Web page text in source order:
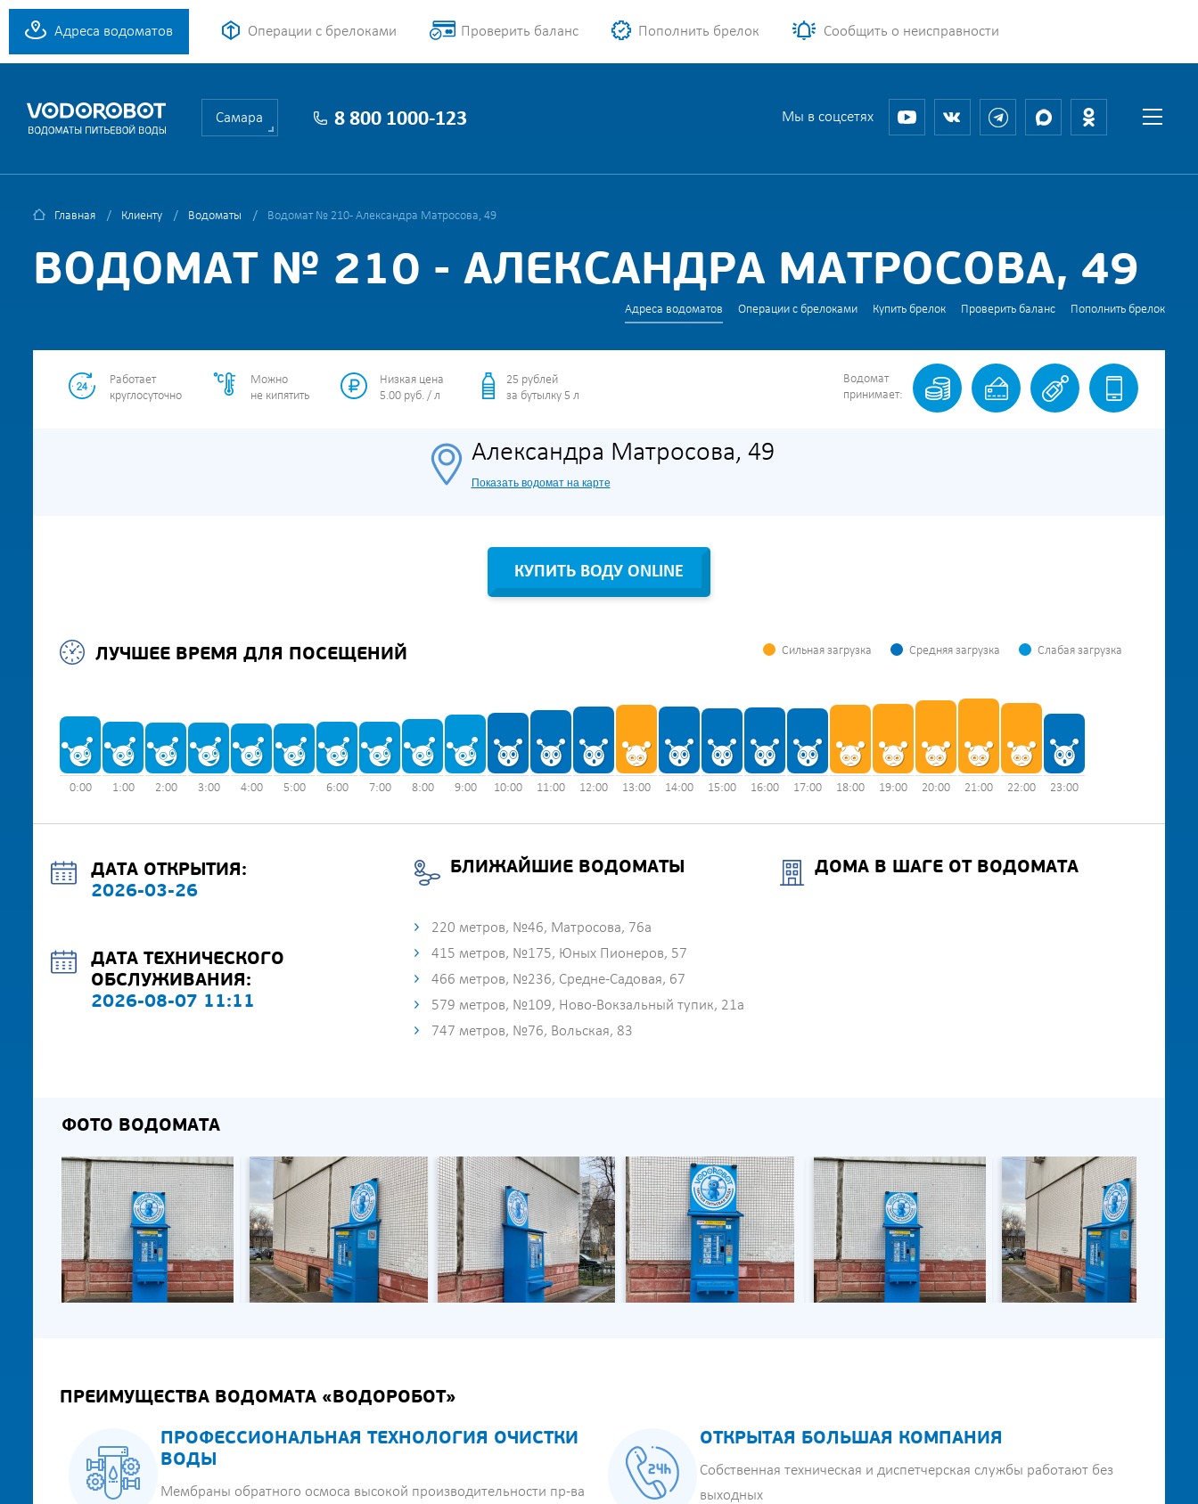
Адреса водоматов Операции с брелоками Проверить баланс Пополнить брелок Сообщить о неисправности
Самара 8 800 1000-123 Мы в соцсетях
Главная Клиенту Водоматы Водомат № 210 - Александра Матросова, 49
ВОДОМАТ № 210 - АЛЕКСАНДРА МАТРОСОВА, 49
Адреса водоматов Операции с брелоками Купить брелок Проверить баланс Пополнить брелок
Работает
круглосуточно
Можно
не кипятить
Низкая цена
5.00 руб. / л
25 рублей
за бутылку 5 л
Водомат
принимает:
Александра Матросова, 49
Показать водомат на карте
КУПИТЬ ВОДУ ONLINE
ЛУЧШЕЕ ВРЕМЯ ДЛЯ ПОСЕЩЕНИЙ Сильная загрузка Средняя загрузка Слабая загрузка
0:00 1:00 2:00 3:00 4:00 5:00 6:00 7:00 8:00 9:00 10:00 11:00 12:00 13:00 14:00 15:00 16:00 17:00 18:00 19:00 20:00 21:00 22:00 23:00
ДАТА ОТКРЫТИЯ:
2026-03-26
ДАТА ТЕХНИЧЕСКОГО
ОБСЛУЖИВАНИЯ:
2026-08-07 11:11
БЛИЖАЙШИЕ ВОДОМАТЫ
220 метров, №46, Матросова, 76а
415 метров, №175, Юных Пионеров, 57
466 метров, №236, Средне-Садовая, 67
579 метров, №109, Ново-Вокзальный тупик, 21а
747 метров, №76, Вольская, 83
ДОМА В ШАГЕ ОТ ВОДОМАТА
ФОТО ВОДОМАТА
ПРЕИМУЩЕСТВА ВОДОМАТА «ВОДОРОБОТ»
ПРОФЕССИОНАЛЬНАЯ ТЕХНОЛОГИЯ ОЧИСТКИ
ВОДЫ
Мембраны обратного осмоса высокой производительности пр-ва
ОТКРЫТАЯ БОЛЬШАЯ КОМПАНИЯ
Собственная техническая и диспетчерская службы работают без
выходных